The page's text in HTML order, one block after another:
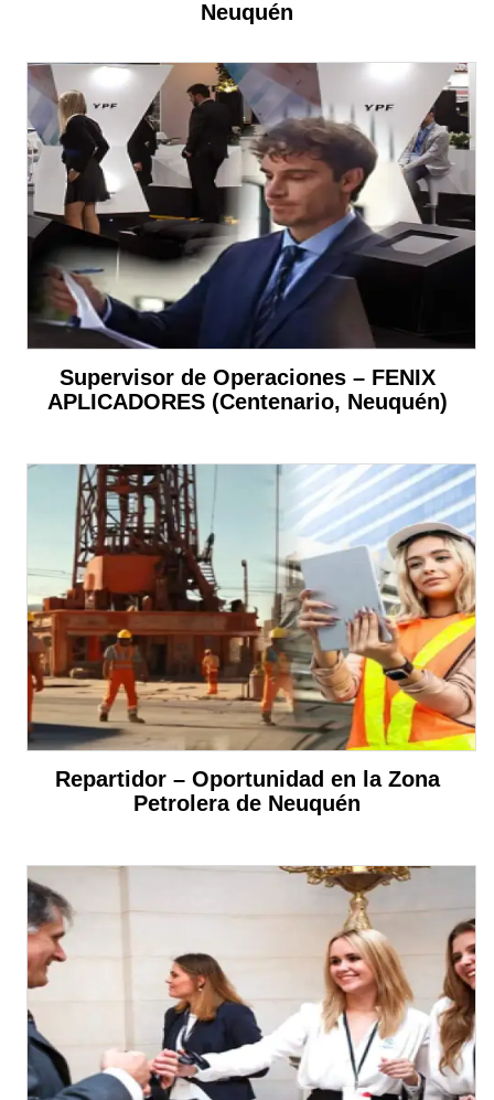
Neuquén
Supervisor de Operaciones – FENIX
APLICADORES (Centenario, Neuquén)
Repartidor – Oportunidad en la Zona
Petrolera de Neuquén